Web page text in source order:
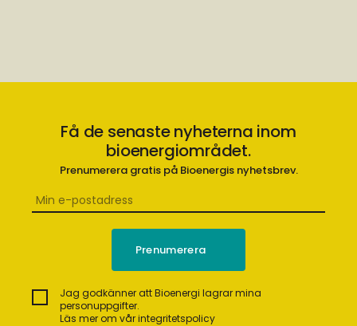
Få de senaste nyheterna inom
bioenergiområdet.
Prenumerera gratis på Bioenergis nyhetsbrev.
Jag godkänner att Bioenergi lagrar mina
personuppgifter.
Läs mer om vår integritetspolicy